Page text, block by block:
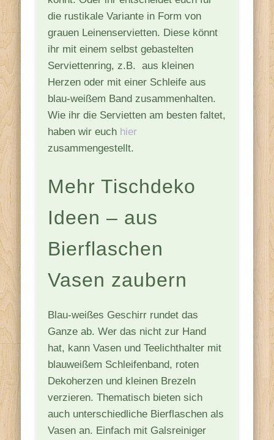
die rustikale Variante in Form von
grauen Leinenservietten. Diese könnt
ihr mit einem selbst gebastelten
Serviettenring, z.B. aus kleinen
Herzen oder mit einer Schleife aus
blau-weißem Band zusammenhalten.
Wie ihr die Servietten am besten faltet,
haben wir euch hier
zusammengestellt.
Mehr Tischdeko
Ideen – aus
Bierflaschen
Vasen zaubern
Blau-weißes Geschirr rundet das
Ganze ab. Wer das nicht zur Hand
hat, kann Vasen und Teelichthalter mit
blauweißem Schleifenband, roten
Dekoherzen und kleinen Brezeln
verzieren. Thematisch bieten sich
auch unterschiedliche Bierflaschen als
Vasen an. Einfach mit Galsreiniger